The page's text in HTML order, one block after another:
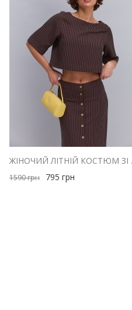
1590грн 795 грн